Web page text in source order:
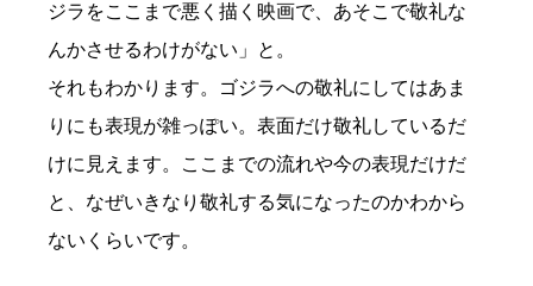
ジラをここまで悪く描く映画で、あそこで敬礼な
んかさせるわけがない」と。
それもわかります。ゴジラへの敬礼にしてはあま
りにも表現が雑っぽい。表面だけ敬礼しているだ
けに見えます。ここまでの流れや今の表現だけだ
と、なぜいきなり敬礼する気になったのかわから
ないくらいです。